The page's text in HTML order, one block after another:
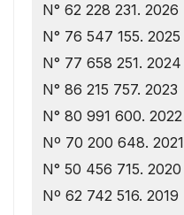
N° 62 228 231. 2026
N° 76 547 155. 2025
N° 77 658 251. 2024
N° 86 215 757. 2023
N° 80 991 600. 2022
Nº 70 200 648. 2021
N° 50 456 715. 2020
Nº 62 742 516. 2019